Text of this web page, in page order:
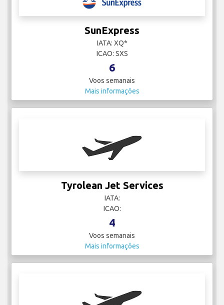
SunExpress
IATA: XQ*
ICAO: SXS
6
Voos semanais
Mais informações
Tyrolean Jet Services
IATA:
ICAO:
4
Voos semanais
Mais informações